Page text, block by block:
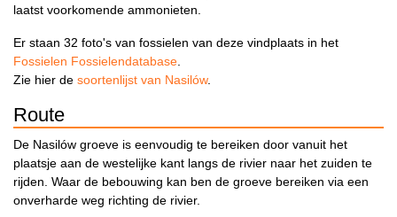
laatst voorkomende ammonieten.
Er staan 32 foto's van fossielen van deze vindplaats in het
Fossielen Fossielendatabase.
Zie hier de soortenlijst van Nasilów.
Route
De Nasilów groeve is eenvoudig te bereiken door vanuit het
plaatsje aan de westelijke kant langs de rivier naar het zuiden te
rijden. Waar de bebouwing kan ben de groeve bereiken via een
onverharde weg richting de rivier.